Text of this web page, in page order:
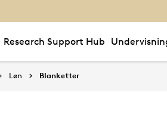
Research Support Hub
Løn Blanketter